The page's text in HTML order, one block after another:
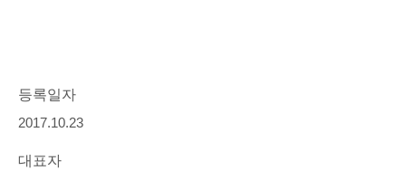
등록일자
2017.10.23
대표자